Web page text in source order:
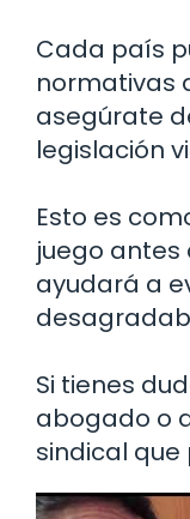
Cada país
normativas
asegúrate
legislación
Esto es
juego
ayudará a
Si tienes
abogado o
sindical